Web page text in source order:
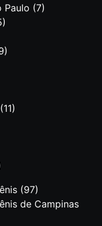
Paulo (7)
(11)
(97)
de Campinas